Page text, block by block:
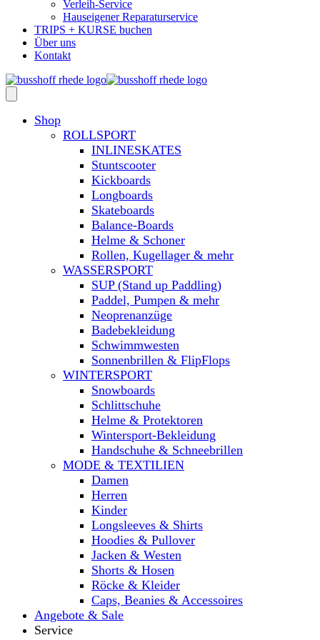
Verleih-Service
Hauseigener Reparaturservice
TRIPS + KURSE buchen
Über uns
Kontakt
Shop
ROLLSPORT
INLINESKATES
Stuntscooter
Kickboards
Longboards
Skateboards
Balance-Boards
Helme & Schoner
Rollen, Kugellager & mehr
WASSERSPORT
SUP (Stand up Paddling)
Paddel, Pumpen & mehr
Neoprenanzüge
Badebekleidung
Schwimmwesten
Sonnenbrillen & FlipFlops
WINTERSPORT
Snowboards
Schlittschuhe
Helme & Protektoren
Wintersport-Bekleidung
Handschuhe & Schneebrillen
MODE & TEXTILIEN
Damen
Herren
Kinder
Longsleeves & Shirts
Hoodies & Pullover
Jacken & Westen
Shorts & Hosen
Röcke & Kleider
Caps, Beanies & Accessoires
Angebote & Sale
Service